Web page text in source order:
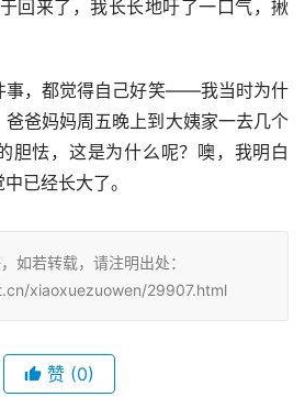
回来了，我长长地吁了一口气，揪
事，都觉得自己好笑——我当时为什
爸妈妈周五晚上到大姨家一去几个
胆怯，这是为什么呢？噢，我明白
已经长大了。
如若转载，请注明出处：
xiaoxuezuowen/29907.html
赞 (0)